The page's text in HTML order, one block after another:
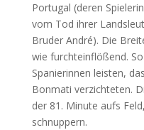
Portugal (deren
vom Tod ihrer
Bruder André). Die
wie furchteinflößend.
Spanierinnen leisten,
Bonmati verzichteten.
der 81. Minute aufs
schnuppern.